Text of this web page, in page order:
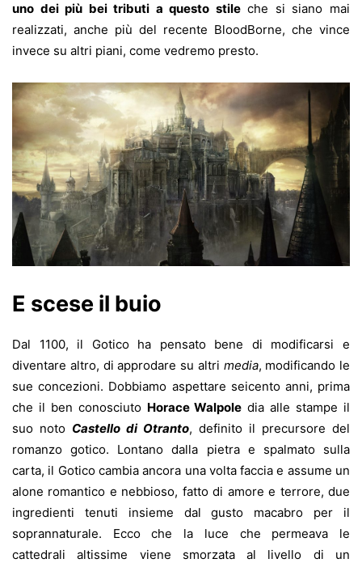
uno dei più bei tributi a questo stileche si siano mai
realizzati, anche più del recente BloodBorne, che vince
invece su altri piani, come vedremo presto.
E scese il buio
Dal 1100, il Gotico ha pensato bene di modificarsi e
diventare altro, di approdare su altri media, modificando le
sue concezioni. Dobbiamo aspettare seicento anni, prima
che il ben conosciuto Horace Walpole dia alle stampe il
suo noto Castello di Otranto, definito il precursore del
romanzo gotico. Lontano dalla pietra e spalmato sulla
carta, il Gotico cambia ancora una volta faccia e assume un
alone romantico e nebbioso, fatto di amore e terrore, due
ingredienti tenuti insieme dal gusto macabro per il
soprannaturale. Ecco che la luce che permeava le
cattedrali altissime viene smorzata al livello di un